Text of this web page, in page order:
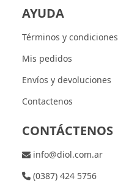
AYUDA
Términos y condiciones
Mis pedidos
Envíos y devoluciones
Contactenos
CONTÁCTENOS
info@diol.com.ar
(0387) 424 5756